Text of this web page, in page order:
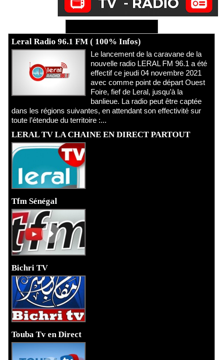
Leral Radio 96.1 FM ( 100% Infos)
Le lancement de la caravane de la
nouvelle radio LERAL FM 96.1 a été
effectif ce jeudi 04 novembre 2021
avec comme point de départ Ouest
Foire, fief de Leral, jusqu’à la
banlieue. La radio peut être captée
dans les régions suivantes, en attendant son effectivité sur
toute l’étendue du territoire :...
LERAL TV LA CHAINE EN DIRECT PARTOUT
Tfm Sénégal
Bichri TV
Touba Tv en Direct